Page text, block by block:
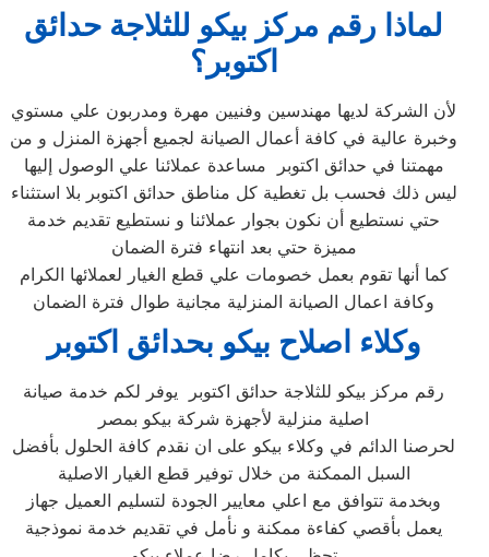
لماذا رقم مركز بيكو للثلاجة حدائق
اكتوبر؟
لأن الشركة لديها مهندسين وفنيين مهرة ومدربون علي مستوي
وخبرة عالية في كافة أعمال الصيانة لجميع أجهزة المنزل و من
مهمتنا في حدائق اكتوبر مساعدة عملائنا علي الوصول إليها
ليس ذلك فحسب بل تغطية كل مناطق حدائق اكتوبر بلا استثناء
حتي نستطيع أن نكون بجوار عملائنا و نستطيع تقديم خدمة
مميزة حتي بعد انتهاء فترة الضمان
كما أنها تقوم بعمل خصومات علي قطع الغيار لعملائها الكرام
وكافة اعمال الصيانة المنزلية مجانية طوال فترة الضمان
وكلاء اصلاح بيكو بحدائق اكتوبر
رقم مركز بيكو للثلاجة حدائق اكتوبر يوفر لكم خدمة صيانة
اصلية منزلية لأجهزة شركة بيكو بمصر
لحرصنا الدائم في وكلاء بيكو على ان نقدم كافة الحلول بأفضل
السبل الممكنة من خلال توفير قطع الغيار الاصلية
وبخدمة تتوافق مع اعلي معايير الجودة لتسليم العميل جهاز
يعمل بأقصي كفاءة ممكنة و نأمل في تقديم خدمة نموذجية